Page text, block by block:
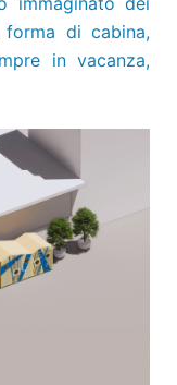
di cabina,
in vacanza,